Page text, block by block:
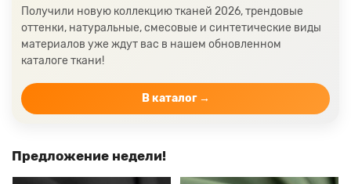
Изумрудный цвет ткани
Ткани зеленого цвета
Ткани желтого цвета
Ткани цвета индиго
Цвет ткани бежевый
Получили новую коллекцию тканей 2026, трендовые
оттенки, натуральные, смесовые и синтетические виды
материалов уже ждут вас в нашем обновленном
каталоге ткани!
В каталог →
Предложение недели!